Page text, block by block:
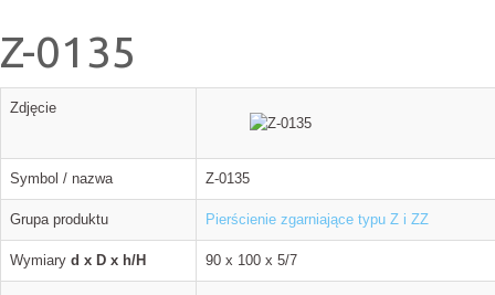
Z-0135
Zdjęcie
Symbol / nazwa Z-0135
Grupa produktu Pierścienie zgarniające typu Z i ZZ
Wymiary d x D x h/H 90 x 100 x 5/7